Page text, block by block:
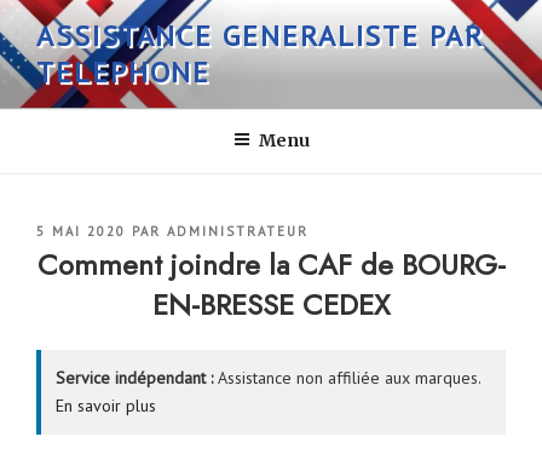
Aller
au
contenu
principal
ASSISTANCE GENERALISTE PAR
TELEPHONE
Menu
PUBLIÉ
LE
5 MAI 2020 PAR ADMINISTRATEUR
Comment joindre la CAF de BOURG-
EN-BRESSE CEDEX
Service indépendant :Assistance non affiliée aux marques.
En savoir plus